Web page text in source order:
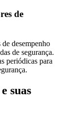
de
desempenho
de segurança.
periódicas para
suas